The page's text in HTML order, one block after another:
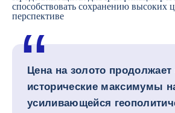
способствовать сохранению высоких
перспективе
Цена на золото
исторические максимумы
усиливающейся